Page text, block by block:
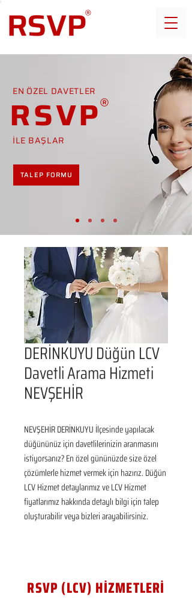
EN ÖZEL DAVETLER
RSVP
İLE BAŞLAR
TALEP FORMU
DERİNKUYU Düğün LCV
Davetli Arama Hizmeti
NEVŞEHİR
NEVŞEHİR DERİNKUYU İlçesinde yapılacak
düğününüz için davetlilerinizin aranmasını
istiyorsanız? En özel gününüzde size özel
çözümlerle hizmet vermek için hazırız. Düğün
LCV Hizmet detaylarımız ve LCV Hizmet
fiyatlarımız hakkında detaylı bilgi için talep
oluşturabilir veya bizleri arayabilirsiniz.
RSVP (LCV) HİZMETLERİ